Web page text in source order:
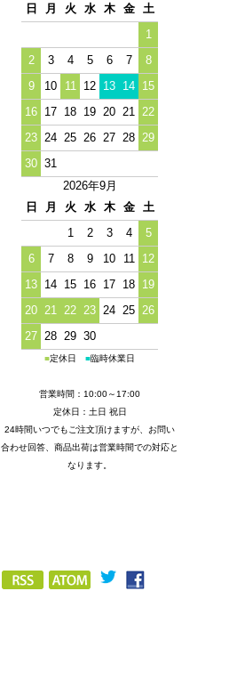
日
月 火 水 木 金
土
1
2
3 4 5 6 7
8
9
10 11 12 13 14 15
16 17 18 19 20 21
22
23 24 25 26 27 28 29
30 31
2026年9月
日
月 火 水 木 金
土
1
2 3 4
5
6
7 8 9 10 11
12
13 14 15 16 17 18 19
20 21 22 23 24 25 26
27 28 29 30
■定休日 ■臨時休業日
営業時間：10:00～17:00
定休日：土日 祝日
24時間いつでもご注文頂けますが、お問い
合わせ回答、商品出荷は営業時間での対応と
なります。